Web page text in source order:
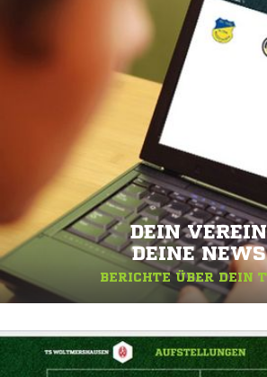
DEIN
DEINE
BERICHTE ÜBER DEIN